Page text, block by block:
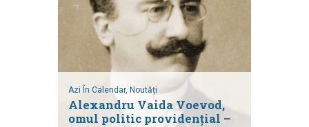
Azi În Calendar, Noutăți
Alexandru Vaida Voevod,
omul politic providențial –